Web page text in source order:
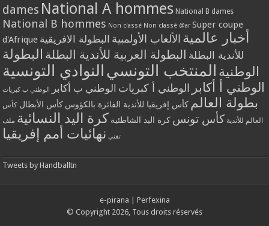
dames National A hommes National B dames
National B hommes Non classé Non classé @ar Super coupe
d'Afrique
أخبار عالمية الألعاب الأولمبية البطولة الافريقية
للأندية البطلة البطولة العربية للأندية البطلة البطولة
الوطنية المنتخب التونسي النوادي التونسية
الوطني أ أكابر الوطني أ كبريات الوطني ب أكابر الوطني ب كبريات
بطولة العالم كأس إفريقيا للأندية الفائزة بالكؤوس كأس الأبطال كأس
العالم للأندية كأس تونس كرة اليد الشاطئية كرة اليد النسائية ملف
تقني نهائيات أمم إفريقيا
Tweets by Handballtn
e-pirana
Perfexina
© Copyright 2026, Tous droits réservés